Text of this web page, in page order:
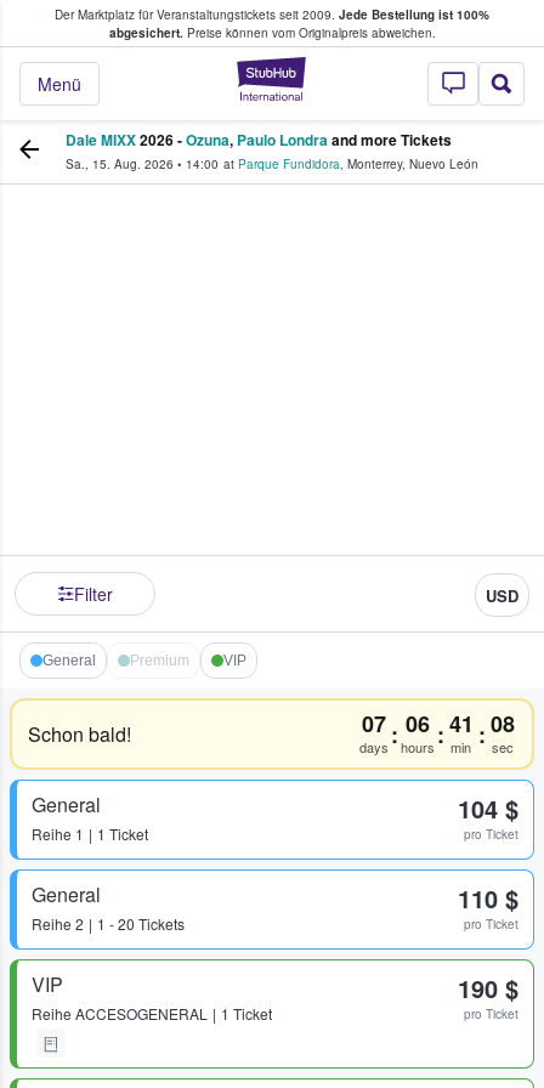
Der Marktplatz für Veranstaltungstickets seit 2009. Jede Bestellung ist 100%
abgesichert.Preise können vom Originalpreis abweichen.
StubHub - Wo
Menü
Tickets kaufen & verkaufen
Dale MIXX2026 -Ozuna, Paulo Londraand more Tickets
Sa., 15. Aug. 2026 • 14:00 at Parque Fundidora, Monterrey, Nuevo León
Filter USD
General Premium VIP
Schon bald! 07
days : 06
hours :41
min :08
sec
General
Reihe 1 1 Ticket
104 $
pro Ticket
General
Reihe 2 1 - 20 Tickets
110 $
pro Ticket
VIP
Reihe ACCESOGENERAL 1 Ticket
190 $
pro Ticket